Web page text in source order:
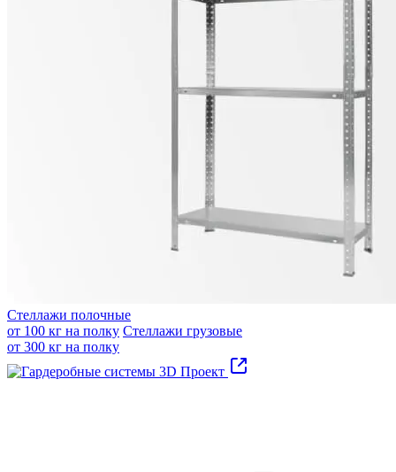
Стеллажи полочные
от 100 кг на полку Стеллажи грузовые
от 300 кг на полку
3D Проект